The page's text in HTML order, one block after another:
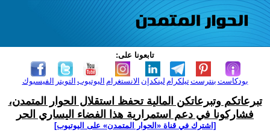
تابعونا على:
الفيسبوك التويتر اليوتيوب الانستغرام لينكدإن تيلكرامبنترست بودكاست
تبرعاتكم وتبرعاتكن المالية تحفظ استقلال الحوار المتمدن،
فشاركونا في دعم استمرارية هذا الفضاء اليساري الحر
[اشترك في قناة ‫«الحوار المتمدن» على اليوتيوب]